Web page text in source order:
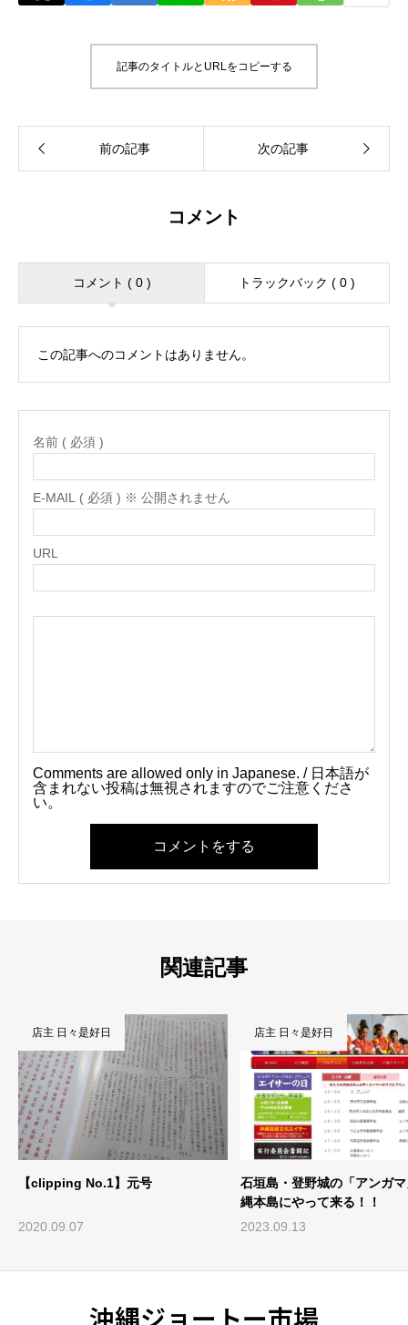
記事のタイトルとURLをコピーする
コメント
コメント ( 0 ) トラックバック ( 0 )
この記事へのコメントはありません。
名前 ( 必須 )
E-MAIL ( 必須 ) ※ 公開されません
URL
Comments are allowed only in Japanese. / 日本語が
含まれない投稿は無視されますのでご注意くださ
い。
コメントをする
関連記事
【clipping No.1】元号
2020.09.07
店主 日々是好日
石垣島・登野城の「アンガ
縄本島にやって来る！！
2023.09.13
店主 日々是好日
沖縄ジョートー市場